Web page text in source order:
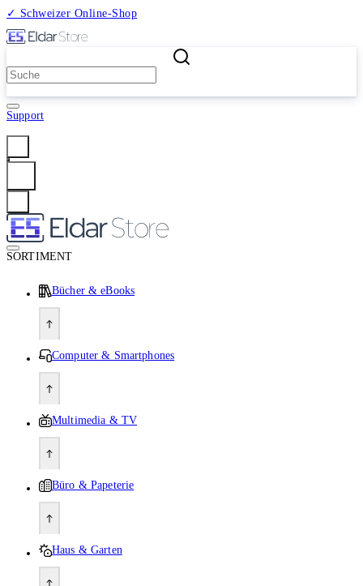
✓ Schweizer Online-Shop
Support
SORTIMENT
Bücher & eBooks
Computer & Smartphones
Multimedia & TV
Büro & Papeterie
Haus & Garten